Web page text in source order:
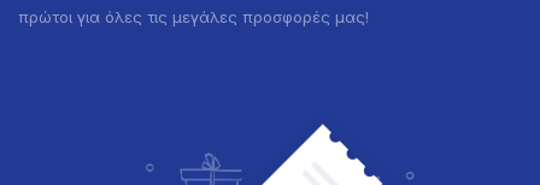
πρώτοι για όλες τις μεγάλες προσφορές μας!